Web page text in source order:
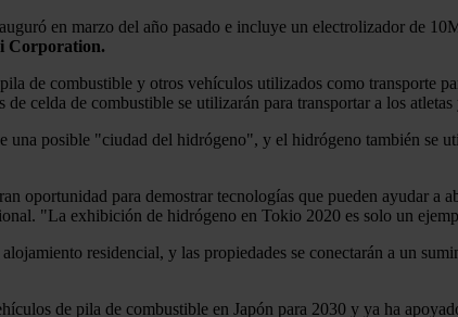
en marzo del año pasado e incluye un electrolizador de
Corporation.
de combustible y otros vehículos utilizados como transporte
celda de combustible se utilizarán para transportar a los
posible "ciudad del hidrógeno", y el hidrógeno también se
oportunidad para demostrar tecnologías que pueden ayudar a
"La exhibición de hidrógeno en Tokio 2020 es solo un
residencial, y las propiedades se conectarán a un
de pila de combustible en Japón para 2030 y ya ha